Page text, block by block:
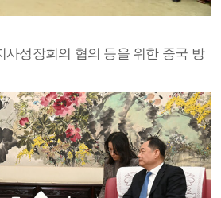
사성장회의 협의 등을 위한 중국 방